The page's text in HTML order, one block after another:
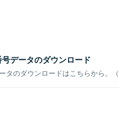
データのダウンロード
タのダウンロードはこちらから。